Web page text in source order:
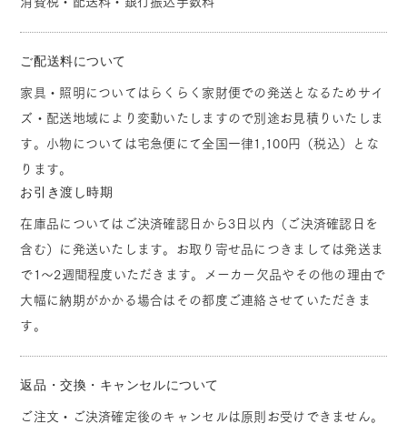
ご配送料について
家具・照明についてはらくらく家財便での発送となるためサイ
ズ・配送地域により変動いたしますので別途お見積りいたしま
す。小物については宅急便にて全国一律1,100円（税込）とな
ります。
お引き渡し時期
在庫品についてはご決済確認日から3日以内（ご決済確認日を
含む）に発送いたします。お取り寄せ品につきましては発送ま
で1～2週間程度いただきます。メーカー欠品やその他の理由で
大幅に納期がかかる場合はその都度ご連絡させていただきま
す。
返品・交換・キャンセルについて
ご注文・ご決済確定後のキャンセルは原則お受けできません。